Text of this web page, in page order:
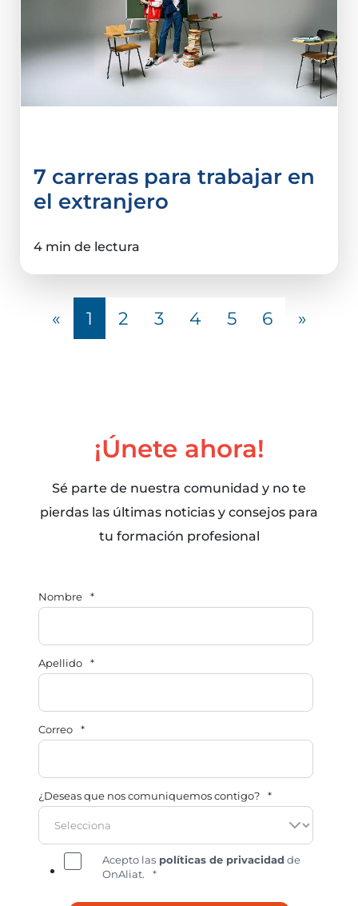
7 carreras para trabajar en
el extranjero
4 min de lectura
« 1 2 3 4 5 6 »
¡Únete ahora!
Sé parte de nuestra comunidad y no te
pierdas las últimas noticias y consejos para
tu formación profesional
Nombre *
Apellido *
Correo *
¿Deseas que nos comuniquemos contigo? *
Acepto las políticas de privacidad de
OnAliat.
*